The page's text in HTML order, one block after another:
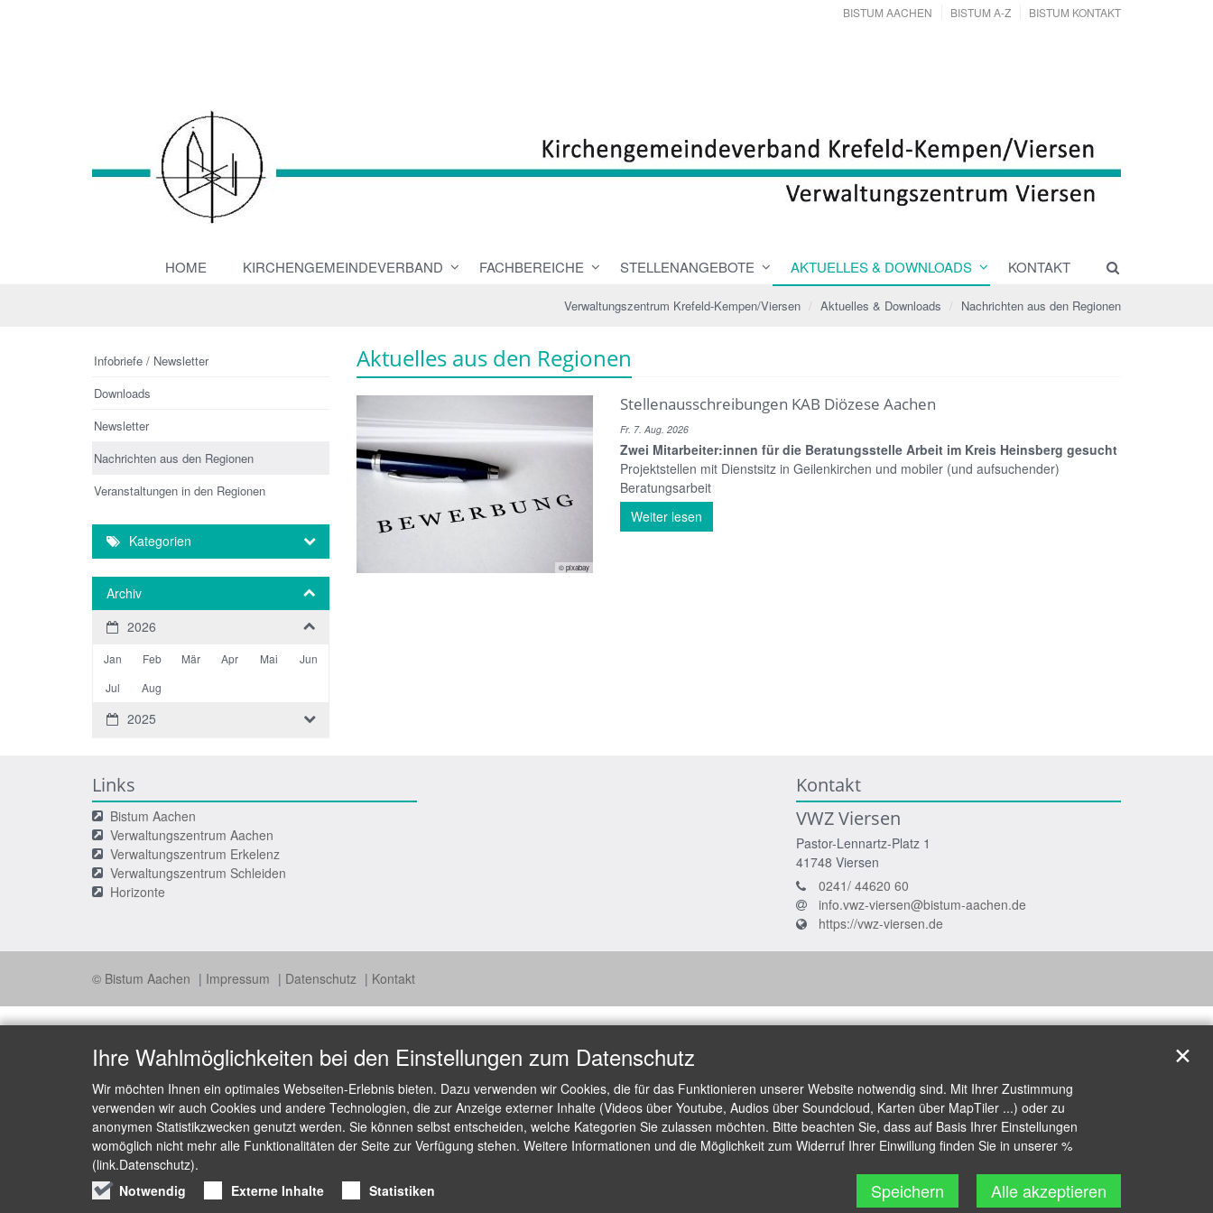
BISTUM AACHEN BISTUM A-Z BISTUM KONTAKT
HOME KIRCHENGEMEINDEVERBAND FACHBEREICHE STELLENANGEBOTE AKTUELLES & DOWNLOADS KONTAKT
Verwaltungszentrum Krefeld-Kempen/Viersen Aktuelles & Downloads Nachrichten aus den Regionen
Aktuelles aus den Regionen
© pixabay
Stellenausschreibungen KAB Diözese Aachen
Fr. 7. Aug. 2026
Zwei Mitarbeiter:innen für die Beratungsstelle Arbeit im Kreis Heinsberg gesucht
Projektstellen mit Dienstsitz in Geilenkirchen und mobiler (und aufsuchender)
Beratungsarbeit
Weiter lesen
Infobriefe / Newsletter
Downloads
Newsletter
Nachrichten aus den Regionen
Veranstaltungen in den Regionen
Kategorien
Archiv
2026
Jan Feb Mär Apr Mai
Jun
Jul
Aug
2025
Links
Bistum Aachen
Verwaltungszentrum Aachen
Verwaltungszentrum Erkelenz
Verwaltungszentrum Schleiden
Horizonte
Kontakt
VWZ Viersen
Pastor-Lennartz-Platz 1
41748 Viersen
0241/ 44620 60
info.vwz-viersen@bistum-aachen.de
https://vwz-viersen.de
© Bistum Aachen Impressum Datenschutz Kontakt
Ihre Wahlmöglichkeiten bei den Einstellungen zum Datenschutz
Wir möchten Ihnen ein optimales Webseiten-Erlebnis bieten. Dazu verwenden wir Cookies, die für das Funktionieren unserer Website notwendig sind. Mit Ihrer Zustimmung
verwenden wir auch Cookies und andere Technologien, die zur Anzeige externer Inhalte (Videos über Youtube, Audios über Soundcloud, Karten über MapTiler ...) oder zu
anonymen Statistikzwecken genutzt werden. Sie können selbst entscheiden, welche Kategorien Sie zulassen möchten. Bitte beachten Sie, dass auf Basis Ihrer Einstellungen
womöglich nicht mehr alle Funktionalitäten der Seite zur Verfügung stehen. Weitere Informationen und die Möglichkeit zum Widerruf Ihrer Einwillung finden Sie in unserer %
(link.Datenschutz).
Notwendig
Externe Inhalte Statistiken Speichern Alle akzeptieren
✕